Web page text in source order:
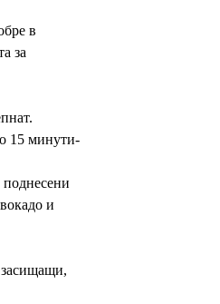
в
за
15 минути-
и
засищащи,